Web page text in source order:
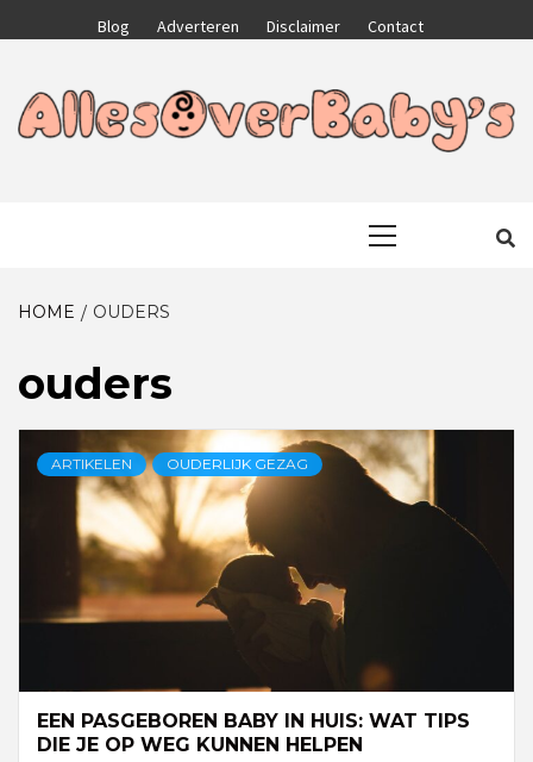
to
Blog Adverteren Disclaimer Contact
HOME OUDERS
ouders
ARTIKELEN OUDERLIJK GEZAG
EEN PASGEBOREN BABY IN HUIS: WAT TIPS
DIE JE OP WEG KUNNEN HELPEN